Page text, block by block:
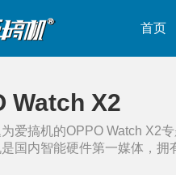
首页
Watch X2
爱搞机的OPPO Watch X2
国内智能硬件第一媒体，拥